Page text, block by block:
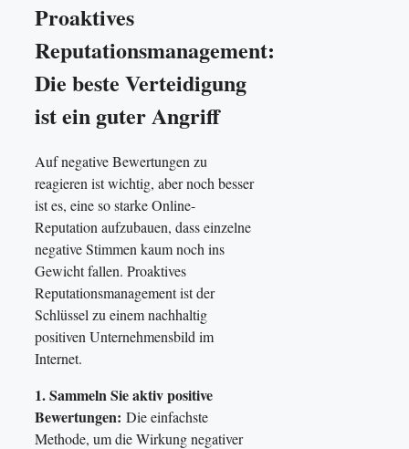
Proaktives
Reputationsmanagement:
Die beste Verteidigung
ist ein guter Angriff
Auf negative Bewertungen zu
reagieren ist wichtig, aber noch besser
ist es, eine so starke Online-
Reputation aufzubauen, dass einzelne
negative Stimmen kaum noch ins
Gewicht fallen. Proaktives
Reputationsmanagement ist der
Schlüssel zu einem nachhaltig
positiven Unternehmensbild im
Internet.
1. Sammeln Sie aktiv positive
Bewertungen: Die einfachste
Methode, um die Wirkung negativer